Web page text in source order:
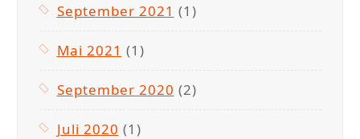
September 2021 (1)
Mai 2021 (1)
September 2020 (2)
Juli 2020 (1)